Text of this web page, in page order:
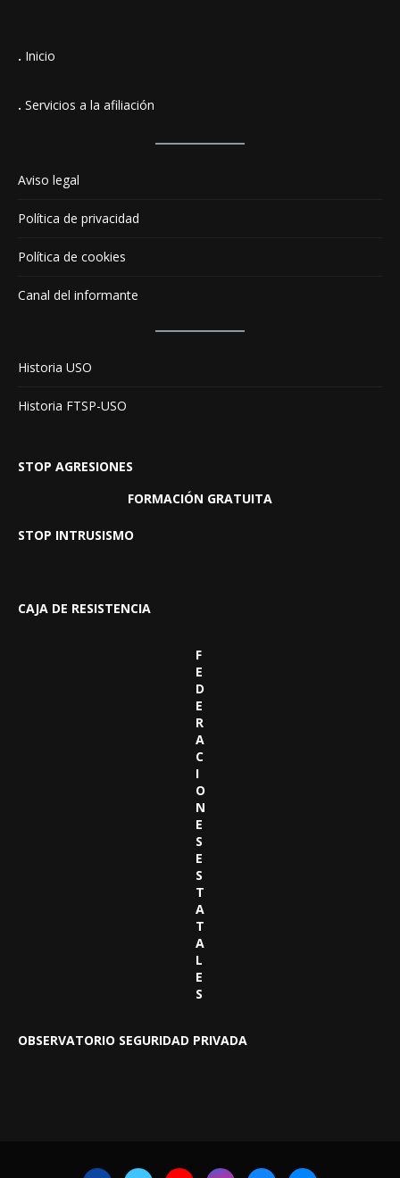
. Inicio
. Servicios a la afiliación
Aviso legal
Política de privacidad
Política de cookies
Canal del informante
Historia USO
Historia FTSP-USO
STOP AGRESIONES
FORMACIÓN GRATUITA
STOP INTRUSISMO
CAJA DE RESISTENCIA
F
E
D
E
R
A
C
I
O
N
E
S
E
S
T
A
T
A
L
E
S
OBSERVATORIO SEGURIDAD PRIVADA